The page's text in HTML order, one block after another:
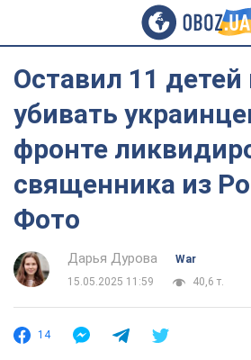
Оставил 11
убивать
фронте
священника из
Фото
Дарья Дурова
War
15.05.2025 11:59
40,6 т.
14